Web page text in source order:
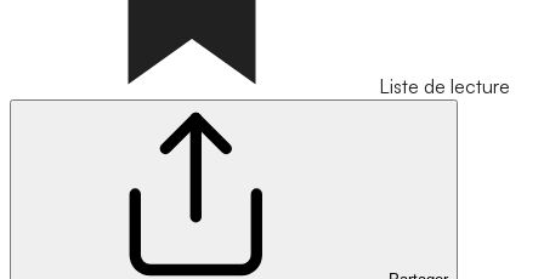
Liste de lecture